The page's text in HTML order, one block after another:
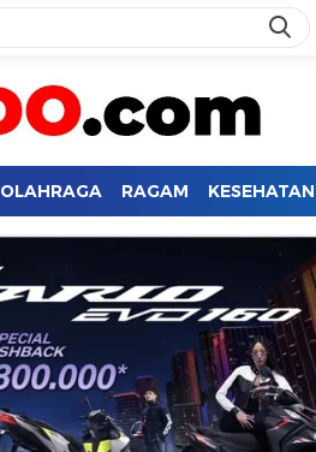
OLAHRAGA RAGAM KESEHATAN